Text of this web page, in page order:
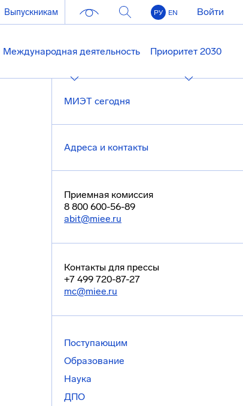
Выпускникам РУ EN Войти
Международная деятельность Приоритет 2030
МИЭТ сегодня
Адреса и контакты
Приемная комиссия
8 800 600-56-89
abit@miee.ru
Контакты для прессы
+7 499 720-87-27
mc@miee.ru
Поступающим
Образование
Наука
ДПО